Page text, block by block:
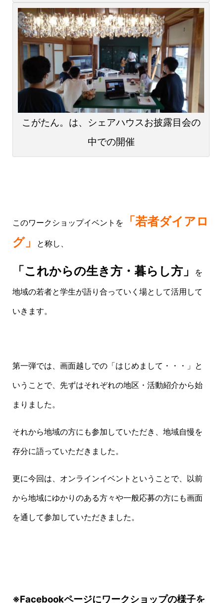
こがたん。は、シェアハウスお披露目会の
中での開催
このワークショップイベントを
「若者ダイアロ
グ」 と称し、
「これからの生き方・暮らし方」
を
地域の若者と学生が語り合っていく場として活用して
いきます。
第一弾では、画面越しでの「はじめまして・・・」と
いうことで、先ずはそれぞれの地区・活動紹介から始
まりました。
それから地域の方にも参加していただき、地域自慢を
存分に語っていただきました。
更に今回は、オンラインイベントということで、以前
から地域にゆかりのある方々や一般応募の方にも画面
を通して参加していただきました。
※Facebookページにワークショップの様子を